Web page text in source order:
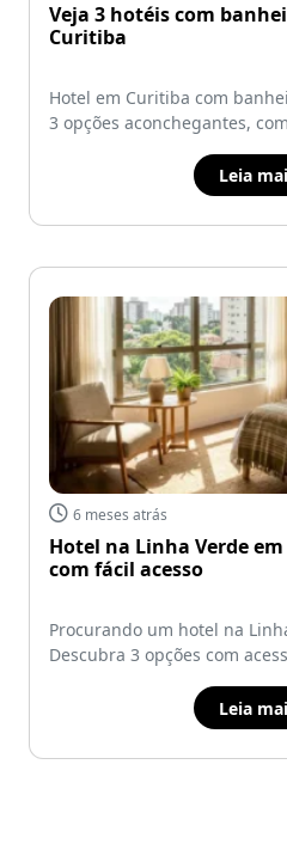
Veja 3 hotéis com
Curitiba
Hotel em Curitiba com
3 opções aconchegantes,
Leia
6 meses atrás
Hotel na Linha Verde
com fácil acesso
Procurando um hotel na
Descubra 3 opções com
Leia